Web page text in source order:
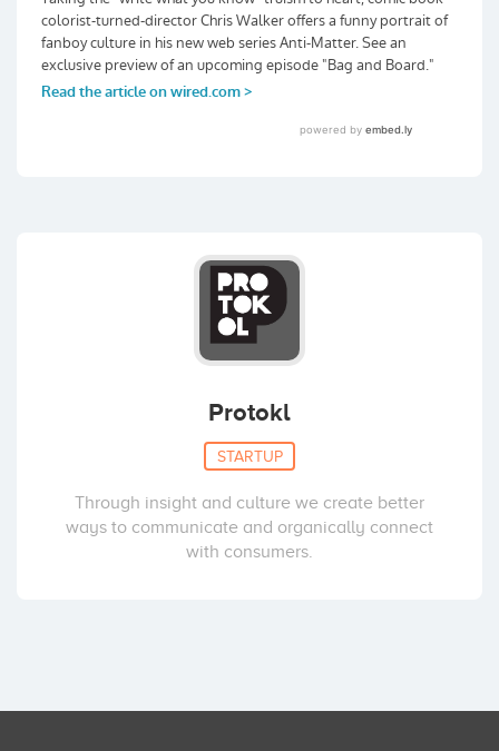
Protokl
STARTUP
Through insight and culture we create better
ways to communicate and organically connect
with consumers.